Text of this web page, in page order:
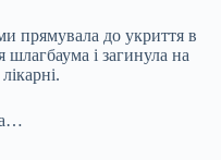
прямувала до укриття в
і загинула на